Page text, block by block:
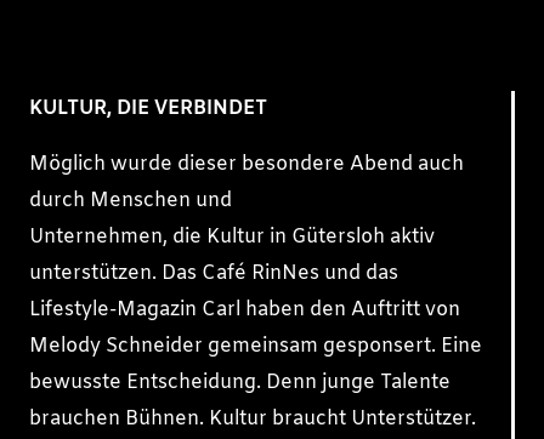
KULTUR, DIE VERBINDET
Möglich wurde dieser besondere Abend auch
durch Menschen und
Unternehmen, die Kultur in Gütersloh aktiv
unterstützen. Das Café RinNes und das
Lifestyle-Magazin Carl haben den Auftritt von
Melody Schneider gemeinsam gesponsert. Eine
bewusste Entscheidung. Denn junge Talente
brauchen Bühnen. Kultur braucht Unterstützer.